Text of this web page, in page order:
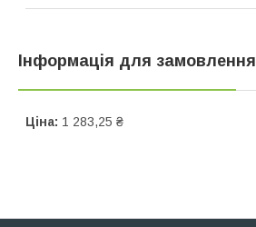
Інформація для замовлення
Ціна: 1 283,25 ₴